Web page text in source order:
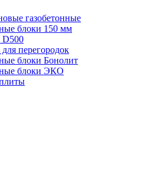
газобетонные
блоки 150 мм
D500
перегородок
блоки Бонолит
блоки ЭКО